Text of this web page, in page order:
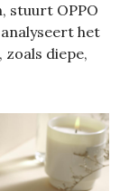
stuurt OPPO
het
zoals diepe,